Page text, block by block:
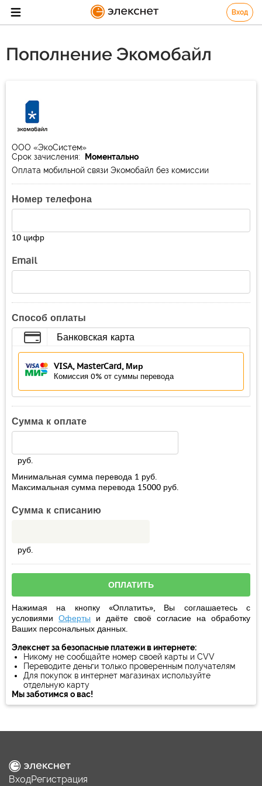
Вход
Пополнение Экомобайл
ООО «ЭкоСистем»
Срок зачисления:
Моментально
Оплата мобильной связи Экомобайл без комиссии
Номер телефона
10 цифр
Email
Способ оплаты
Банковская карта
VISA, MasterCard, Мир
Комиссия 0% от суммы перевода
Сумма к оплате
руб.
Минимальная сумма перевода 1 руб.
Максимальная сумма перевода 15000 руб.
Сумма к списанию
руб.
Нажимая на кнопку «Оплатить», Вы соглашаетесь с
условиямиОферты и даёте своё согласиена обработку
Ваших персональных данных.
Элекснет за безопасные платежи в интернете:
Никому не сообщайте номер своей карты и CVV
Переводите деньги только проверенным получателям
Для покупок в интернет магазинах используйте
отдельную карту
Мы заботимся о вас!
ВходРегистрация